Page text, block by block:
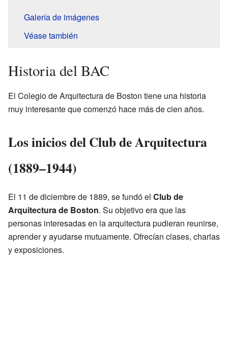
Galería de imágenes
Véase también
Historia del BAC
El Colegio de Arquitectura de Boston tiene una historia
muy interesante que comenzó hace más de cien años.
Los inicios del Club de Arquitectura
(1889–1944)
El 11 de diciembre de 1889, se fundó el Club de
Arquitectura de Boston. Su objetivo era que las
personas interesadas en la arquitectura pudieran reunirse,
aprender y ayudarse mutuamente. Ofrecían clases, charlas
y exposiciones.